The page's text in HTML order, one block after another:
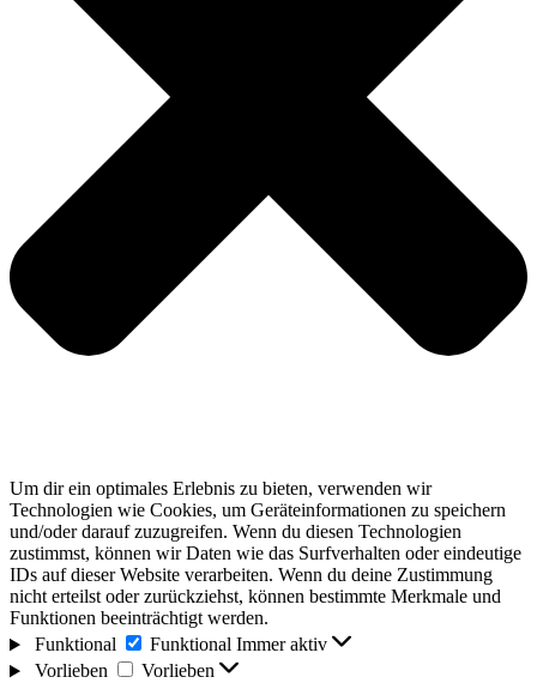
Um dir ein optimales Erlebnis zu bieten, verwenden wir
Technologien wie Cookies, um Geräteinformationen zu speichern
und/oder darauf zuzugreifen. Wenn du diesen Technologien
zustimmst, können wir Daten wie das Surfverhalten oder eindeutige
IDs auf dieser Website verarbeiten. Wenn du deine Zustimmung
nicht erteilst oder zurückziehst, können bestimmte Merkmale und
Funktionen beeinträchtigt werden.
Funktional
Funktional Immer aktiv
Vorlieben
Vorlieben